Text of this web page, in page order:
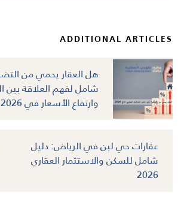
ADDITIONAL ARTICLES
هل العقار يحمي من
شامل لفهم العلاقة بين
وارتفاع الأسعار في 2026
عقارات حي لبن في الرياض: دليل
شامل للسكن والاستثمار العقاري
2026